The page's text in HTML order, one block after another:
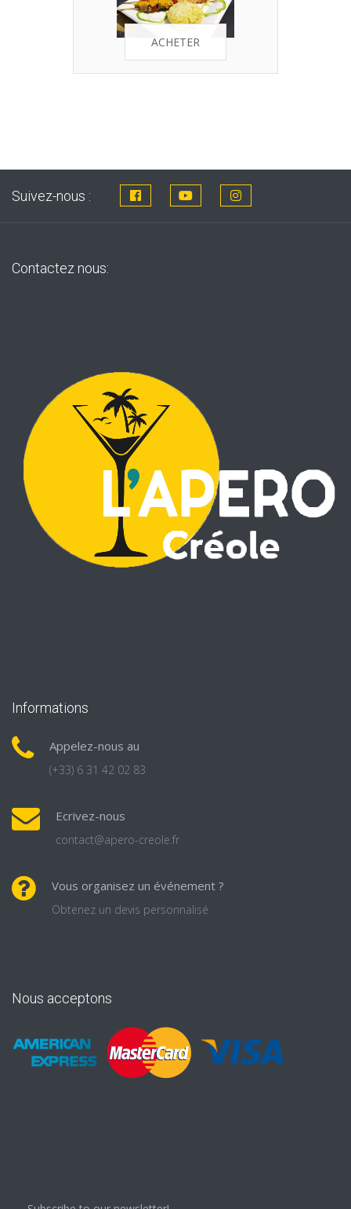
ACHETER
Suivez-nous :
Contactez nous:
Informations
Appelez-nous au
(+33) 6 31 42 02 83
Ecrivez-nous
contact@apero-creole.fr
Vous organisez un événement ?
Obtenez un devis personnalisé
Nous acceptons